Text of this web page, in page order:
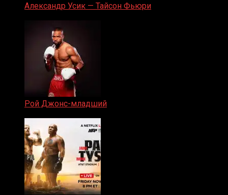
Александр Усик — Тайсон Фьюри
Рой Джонс-младший